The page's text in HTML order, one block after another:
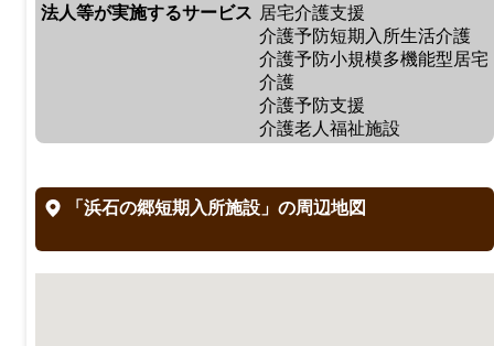
法人等が実施するサービス 居宅介護支援
介護予防短期入所生活介護
介護予防小規模多機能型居宅
介護
介護予防支援
介護老人福祉施設
「浜石の郷短期入所施設」の周辺地図